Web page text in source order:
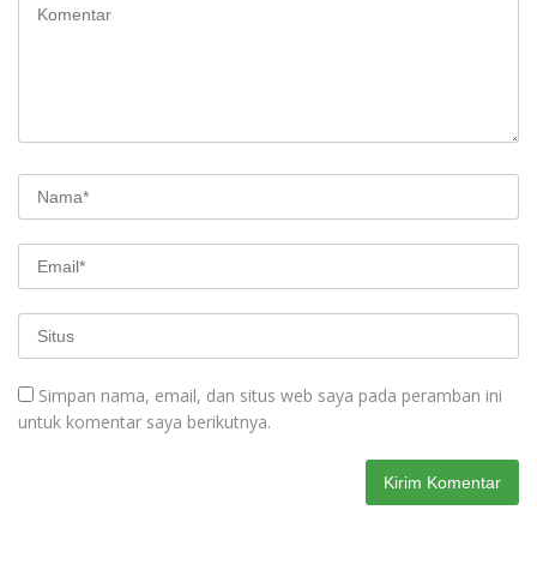
Simpan nama, email, dan situs web saya pada peramban ini
untuk komentar saya berikutnya.